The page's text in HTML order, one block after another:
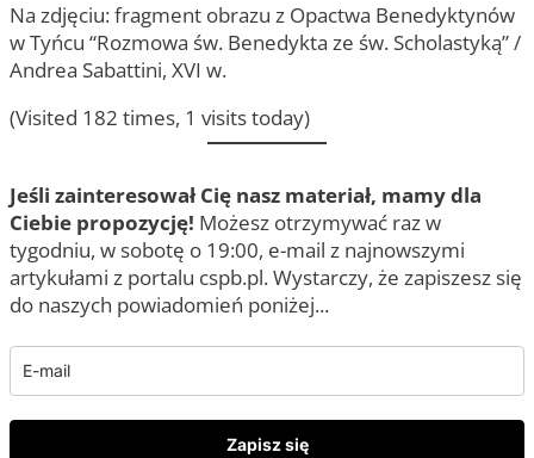
Na zdjęciu: fragment obrazu z Opactwa Benedyktynów
w Tyńcu “Rozmowa św. Benedykta ze św. Scholastyką” /
Andrea Sabattini, XVI w.
(Visited 182 times, 1 visits today)
Jeśli zainteresował Cię nasz materiał, mamy dla
Ciebie propozycję! Możesz otrzymywać raz w
tygodniu, w sobotę o 19:00, e-mail z najnowszymi
artykułami z portalu cspb.pl. Wystarczy, że zapiszesz się
do naszych powiadomień poniżej...
Zapisz się